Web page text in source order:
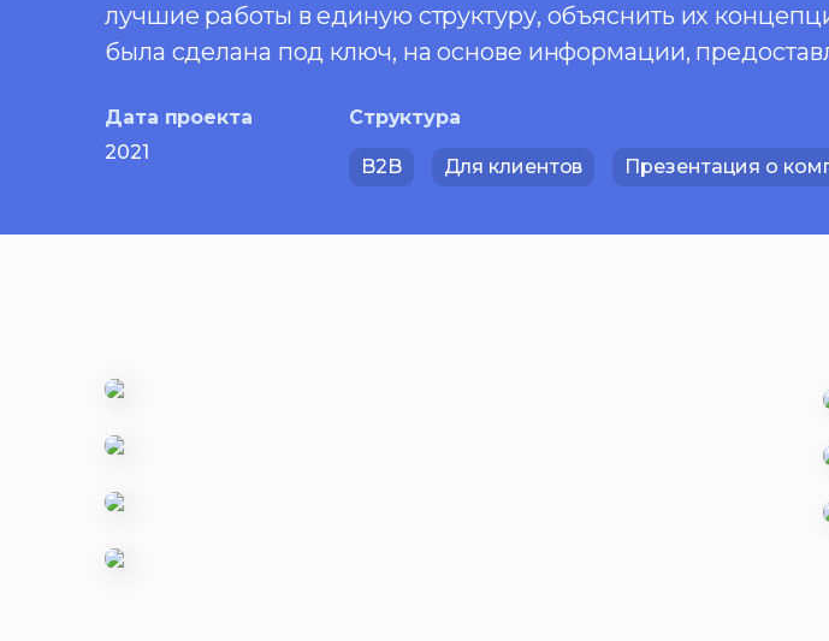
лучшие работы в единую структуру, объяснить их
была сделана под ключ, на основе информации,
Дата проекта
2021
Структура
B2B Для клиентов Презентация о